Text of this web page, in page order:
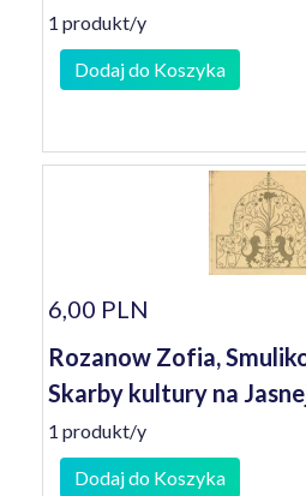
1 produkt/y
Dodaj do Koszyka
6,00 PLN
Rozanow Zofia,
Skarby kultury na
1 produkt/y
Dodaj do Koszyka